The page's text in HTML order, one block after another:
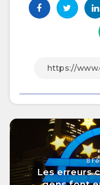
8
Les erreurs